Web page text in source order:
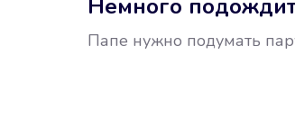
Немного
Папе нужно подумать